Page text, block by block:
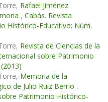
Rafael Jiménez
, Cabás. Revista
Histórico-Educativo: Núm.
Revista de Ciencias de la
sobre Patrimonio
Memoria de la
de Julio Ruiz Berrio ,
Patrimonio Histórico-